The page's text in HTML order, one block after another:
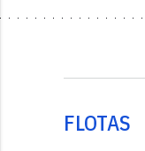
FLOTAS